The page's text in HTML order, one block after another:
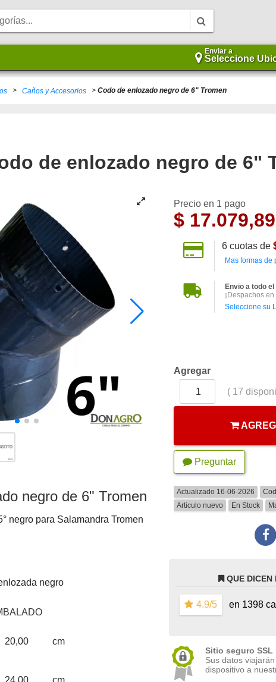
Enviar a
Seleccione
> Caños y Accesorios > Codo de enlozado negro de 6" Tromen
de enlozado negro de 6"
negro de 6" Tromen
negro para Salamandra Tromen
negro
20,00 cm
24,00 cm
Precio en 1 pago
$ 17.079,89
6cuotas de
Mas formas
Envio a todo
¡Despachos
Seleccione su
Agregar
( 17
Preguntar
Actualizado 16-06-2026
Articulo nuevo
En Stock
QUE DICEN
4.9/5
en 1398
Sitio seguro SSL
Sus datos
dispositivo a